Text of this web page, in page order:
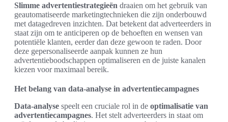
Slimme advertentiestrategieën draaien om het gebruik van
geautomatiseerde marketingtechnieken die zijn onderbouwd
met datagedreven inzichten. Dat betekent dat adverteerders in
staat zijn om te anticiperen op de behoeften en wensen van
potentiële klanten, eerder dan deze gewoon te raden. Door
deze gepersonaliseerde aanpak kunnen ze hun
advertentieboodschappen optimaliseren en de juiste kanalen
kiezen voor maximaal bereik.
Het belang van data-analyse in advertentiecampagnes
Data-analyse speelt een cruciale rol in de optimalisatie van
advertentiecampagnes. Het stelt adverteerders in staat om